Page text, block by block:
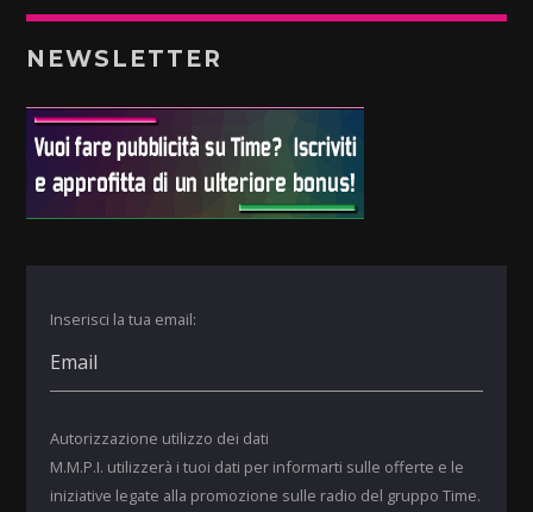
NEWSLETTER
Inserisci la tua email:
Autorizzazione utilizzo dei dati
M.M.P.I. utilizzerà i tuoi dati per informarti sulle offerte e le
iniziative legate alla promozione sulle radio del gruppo Time.